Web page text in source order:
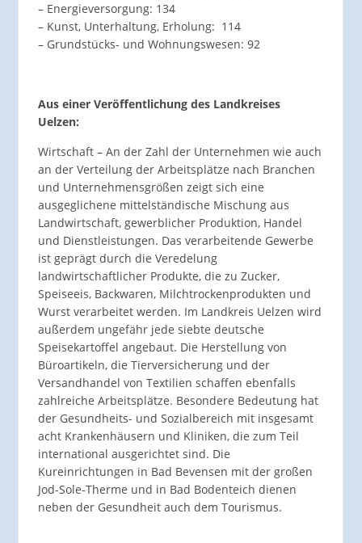
– Energieversorgung: 134
– Kunst, Unterhaltung, Erholung: 114
– Grundstücks- und Wohnungswesen: 92
Aus einer Veröffentlichung des Landkreises
Uelzen:
Wirtschaft – An der Zahl der Unternehmen wie auch
an der Verteilung der Arbeitsplätze nach Branchen
und Unternehmensgrößen zeigt sich eine
ausgeglichene mittelständische Mischung aus
Landwirtschaft, gewerblicher Produktion, Handel
und Dienstleistungen. Das verarbeitende Gewerbe
ist geprägt durch die Veredelung
landwirtschaftlicher Produkte, die zu Zucker,
Speiseeis, Backwaren, Milchtrockenprodukten und
Wurst verarbeitet werden. Im Landkreis Uelzen wird
außerdem ungefähr jede siebte deutsche
Speisekartoffel angebaut. Die Herstellung von
Büroartikeln, die Tierversicherung und der
Versandhandel von Textilien schaffen ebenfalls
zahlreiche Arbeitsplätze. Besondere Bedeutung hat
der Gesundheits- und Sozialbereich mit insgesamt
acht Krankenhäusern und Kliniken, die zum Teil
international ausgerichtet sind. Die
Kureinrichtungen in Bad Bevensen mit der großen
Jod-Sole-Therme und in Bad Bodenteich dienen
neben der Gesundheit auch dem Tourismus.